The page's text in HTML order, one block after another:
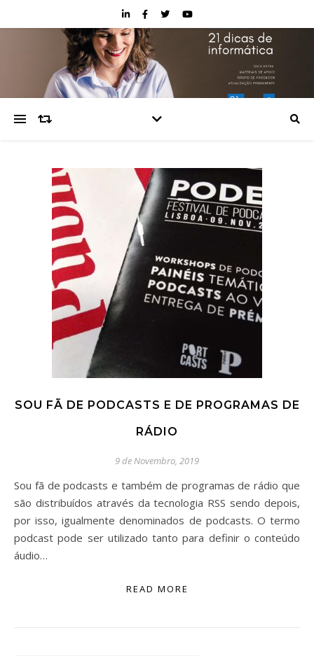
SOU FÃ DE PODCASTS E DE PROGRAMAS DE
RÁDIO
9 de Novembro, 2019
Sou fã de podcasts e também de programas de rádio que
são distribuídos através da tecnologia RSS sendo depois,
por isso, igualmente denominados de podcasts. O termo
podcast pode ser utilizado tanto para definir o conteúdo
áudio…
READ MORE